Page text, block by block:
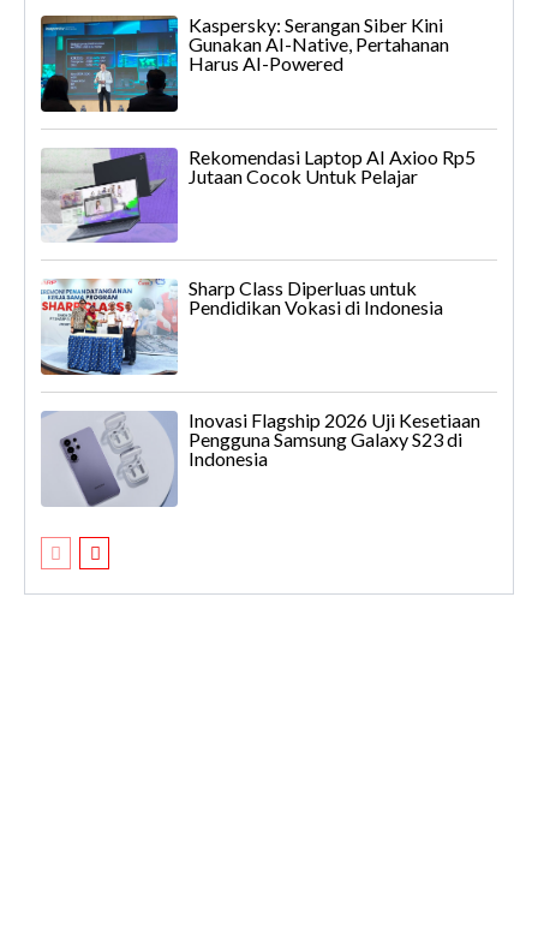
Kaspersky: Serangan Siber Kini
Gunakan AI-Native, Pertahanan
Harus AI-Powered
Rekomendasi Laptop AI Axioo Rp5
Jutaan Cocok Untuk Pelajar
Sharp Class Diperluas untuk
Pendidikan Vokasi di Indonesia
Inovasi Flagship 2026 Uji Kesetiaan
Pengguna Samsung Galaxy S23 di
Indonesia